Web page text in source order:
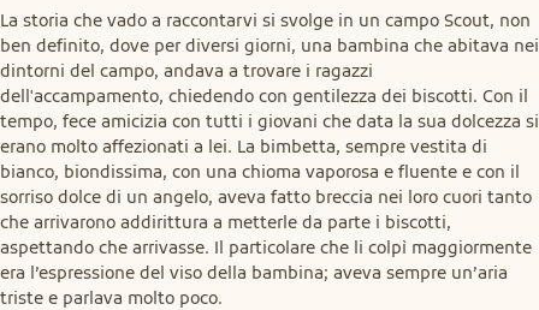
La storia che vado a raccontarvi si svolge in un campo Scout, non
ben definito, dove per diversi giorni, una bambina che abitava nei
dintorni del campo, andava a trovare i ragazzi
dell'accampamento, chiedendo con gentilezza dei biscotti. Con il
tempo, fece amicizia con tutti i giovani che data la sua dolcezza si
erano molto affezionati a lei. La bimbetta, sempre vestita di
bianco, biondissima, con una chioma vaporosa e fluente e con il
sorriso dolce di un angelo, aveva fatto breccia nei loro cuori tanto
che arrivarono addirittura a metterle da parte i biscotti,
aspettando che arrivasse. Il particolare che li colpì maggiormente
era l’espressione del viso della bambina; aveva sempre un’aria
triste e parlava molto poco.